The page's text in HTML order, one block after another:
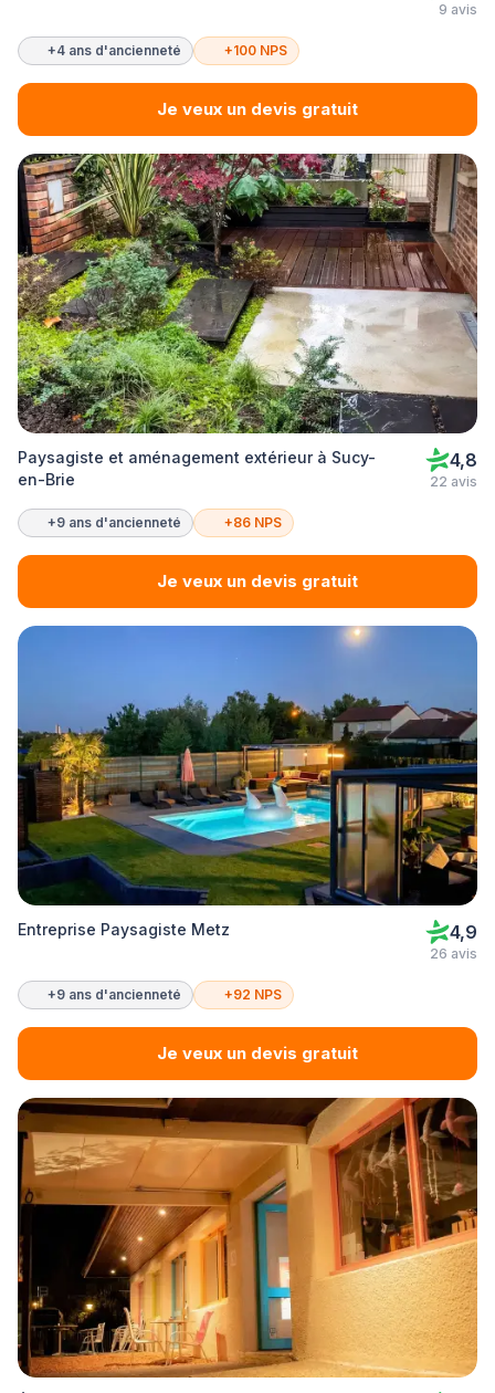
9 avis
+4 ans d'ancienneté +100 NPS
Je veux un devis gratuit
Paysagiste et aménagement extérieur à Sucy-
en-Brie
4,8
22 avis
+9 ans d'ancienneté +86 NPS
Je veux un devis gratuit
Entreprise Paysagiste Metz 4,9
26 avis
+9 ans d'ancienneté +92 NPS
Je veux un devis gratuit